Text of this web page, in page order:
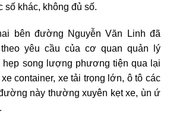
số khác, không đủ số.
bên đường Nguyễn Văn Linh đã
yêu cầu của cơ quan quản lý
hẹp song lượng phương tiện qua lại
container, xe tải trọng lớn, ô tô các
này thường xuyên kẹt xe, ùn ứ